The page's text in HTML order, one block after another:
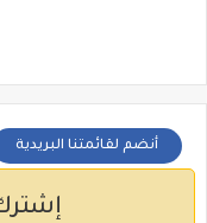
أنضم لقائمتنا البريدية